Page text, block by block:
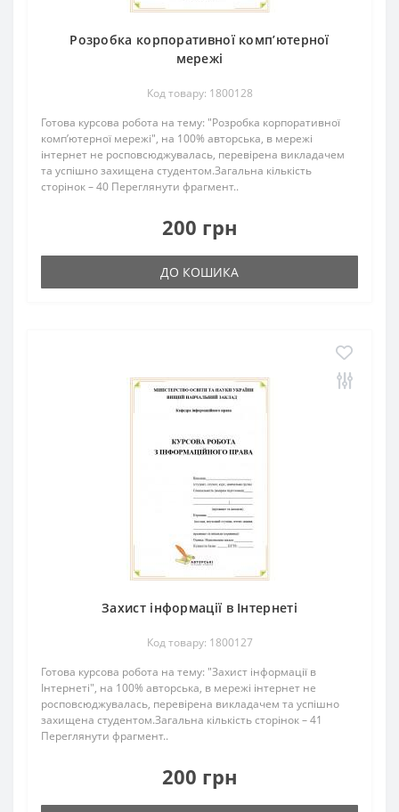
Розробка корпоративної комп’ютерної
мережі
Код товару: 1800128
Готова курсова робота на тему: "Розробка корпоративної
комп’ютерної мережі", на 100% авторська, в мережі
інтернет не росповсюджувалась, перевірена викладачем
та успішно захищена студентом.Загальна кількість
сторінок – 40 Переглянути фрагмент..
200 грн
ДО КОШИКА
Захист інформації в Інтернеті
Код товару: 1800127
Готова курсова робота на тему: "Захист інформації в
Інтернеті", на 100% авторська, в мережі інтернет не
росповсюджувалась, перевірена викладачем та успішно
захищена студентом.Загальна кількість сторінок – 41
Переглянути фрагмент..
200 грн